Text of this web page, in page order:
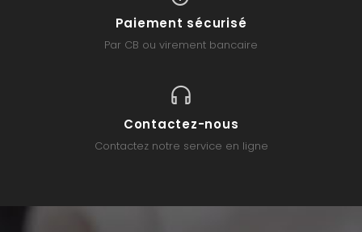
Paiement sécurisé
Par CB ou virement bancaire
Contactez-nous
Contactez notre service en ligne